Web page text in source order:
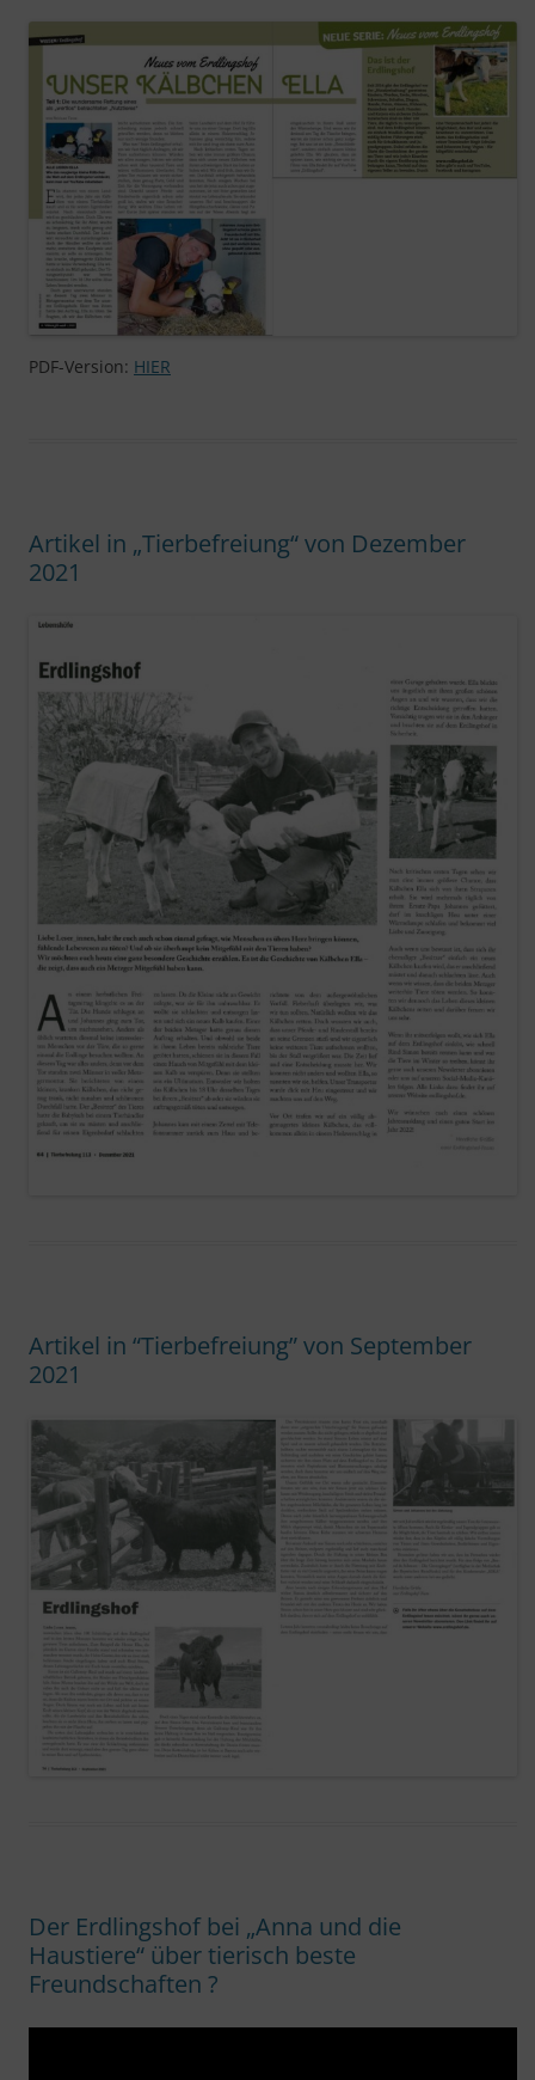
PDF-Version: HIER
Artikel in „Tierbefreiung“ von Dezember
2021
Artikel in “Tierbefreiung” von September
2021
Der Erdlingshof bei „Anna und die
Haustiere“ über tierisch beste
Freundschaften ?